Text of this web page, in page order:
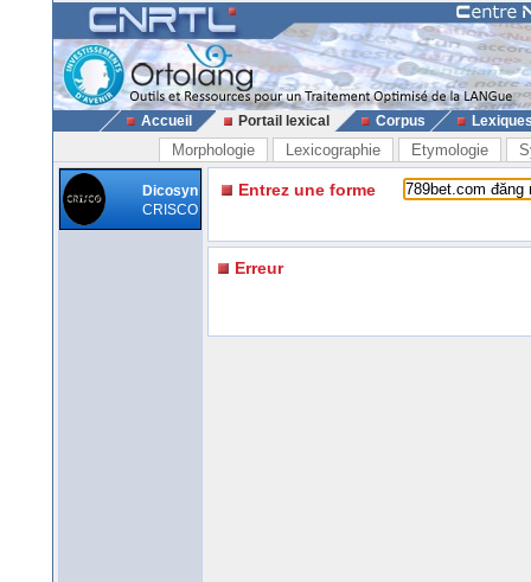
Accueil Portail lexical Corpus
Morphologie Lexicographie Etymologie
Dicosyn
CRISCO
Entrez une forme
Erreur